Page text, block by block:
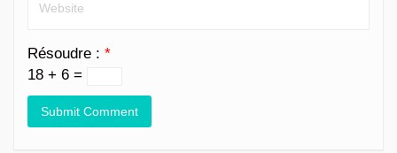
Résoudre : *
18 + 6 =